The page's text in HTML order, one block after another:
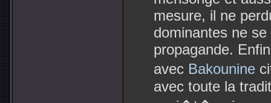
mesure, il ne
dominantes ne
propagande.
avec Bakounine
avec toute la